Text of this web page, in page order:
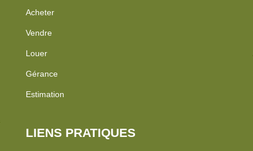
Acheter
Vendre
Louer
Gérance
Estimation
LIENS PRATIQUES